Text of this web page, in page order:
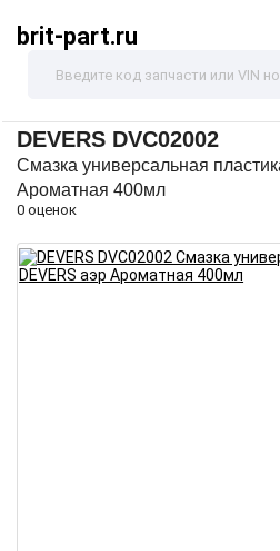
brit-part.ru
DEVERS DVC02002
Смазка универсальная
Ароматная 400мл
0 оценок